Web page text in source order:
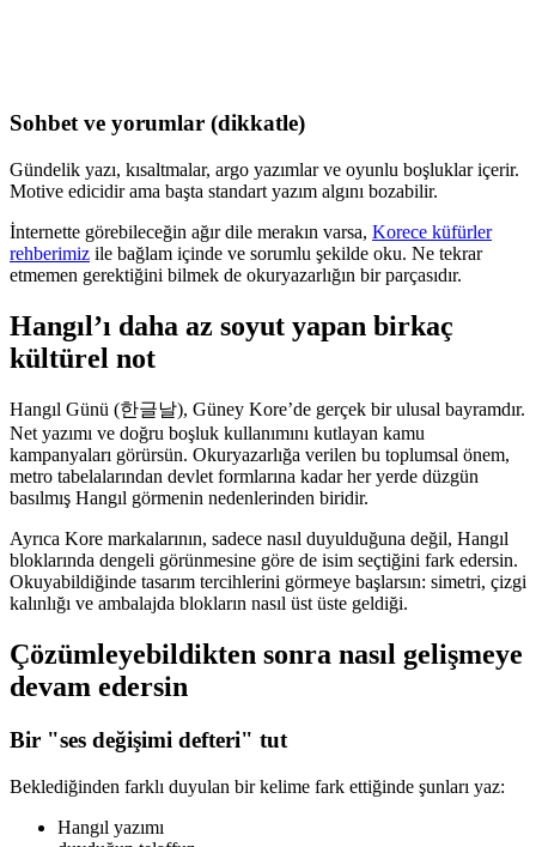
Sohbet ve yorumlar (dikkatle)
Gündelik yazı, kısaltmalar, argo yazımlar ve oyunlu boşluklar içerir.
Motive edicidir ama başta standart yazım algını bozabilir.
İnternette görebileceğin ağır dile merakın varsa, Korece küfürler
rehberimiz ile bağlam içinde ve sorumlu şekilde oku. Ne tekrar
etmemen gerektiğini bilmek de okuryazarlığın bir parçasıdır.
Hangıl’ı daha az soyut yapan birkaç
kültürel not
Hangıl Günü (한글날), Güney Kore’de gerçek bir ulusal bayramdır.
Net yazımı ve doğru boşluk kullanımını kutlayan kamu
kampanyaları görürsün. Okuryazarlığa verilen bu toplumsal önem,
metro tabelalarından devlet formlarına kadar her yerde düzgün
basılmış Hangıl görmenin nedenlerinden biridir.
Ayrıca Kore markalarının, sadece nasıl duyulduğuna değil, Hangıl
bloklarında dengeli görünmesine göre de isim seçtiğini fark edersin.
Okuyabildiğinde tasarım tercihlerini görmeye başlarsın: simetri, çizgi
kalınlığı ve ambalajda blokların nasıl üst üste geldiği.
Çözümleyebildikten sonra nasıl gelişmeye
devam edersin
Bir "ses değişimi defteri" tut
Beklediğinden farklı duyulan bir kelime fark ettiğinde şunları yaz:
Hangıl yazımı